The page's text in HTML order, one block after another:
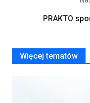
PRAKTO
Więcej tematów